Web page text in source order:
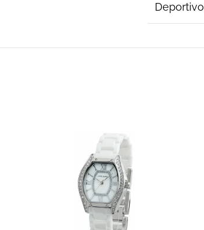
Deportivo